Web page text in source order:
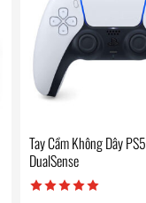
Tay Cầm Không Dây PS5
DualSense